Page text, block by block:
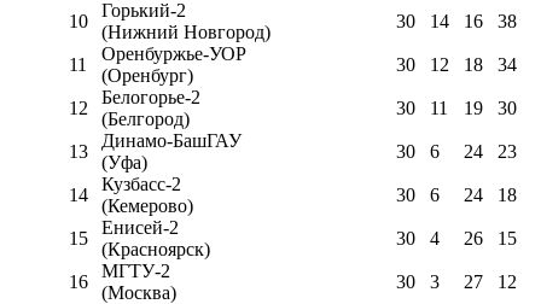
10
Горький-2
(Нижний Новгород)
30 14 16 38
11
Оренбуржье-УОР
(Оренбург)
30 12 18 34
12
Белогорье-2
(Белгород)
30 11 19 30
13
Динамо-БашГАУ
(Уфа)
30 6 24 23
14
Кузбасс-2
(Кемерово)
30 6 24 18
15
Енисей-2
(Красноярск)
30 4 26 15
16
МГТУ-2
(Москва)
30 3 27 12